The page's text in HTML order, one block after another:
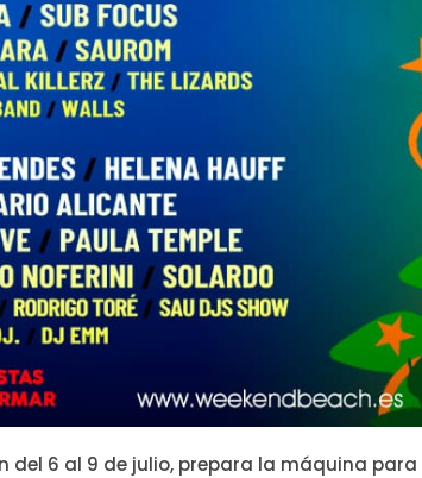
del 6 al 9 de julio, prepara la máquina